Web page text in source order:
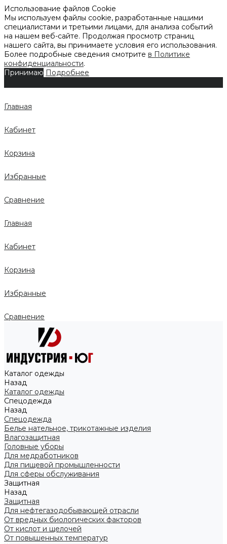
Использование файлов Cookie
Мы используем файлы cookie, разработанные нашими
специалистами и третьими лицами, для анализа событий
на нашем веб-сайте. Продолжая просмотр страниц
нашего сайта, вы принимаете условия его использования.
Более подробные сведения смотрите в Политике
конфиденциальности.
Принимаю Подробнее
Главная
Кабинет
Корзина
Избранные
Сравнение
Главная
Кабинет
Корзина
Избранные
Сравнение
Каталог одежды
Назад
Каталог одежды
Спецодежда
Назад
Спецодежда
Белье нательное, трикотажные изделия
Влагозащитная
Головные уборы
Для медработников
Для пищевой промышленности
Для сферы обслуживания
Защитная
Назад
Защитная
Для нефтегазодобывающей отрасли
От вредных биологических факторов
От кислот и щелочей
От повышенных температур